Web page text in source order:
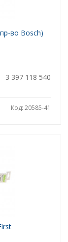
во Bosch)
3 397 118 540
Код: 20585-41